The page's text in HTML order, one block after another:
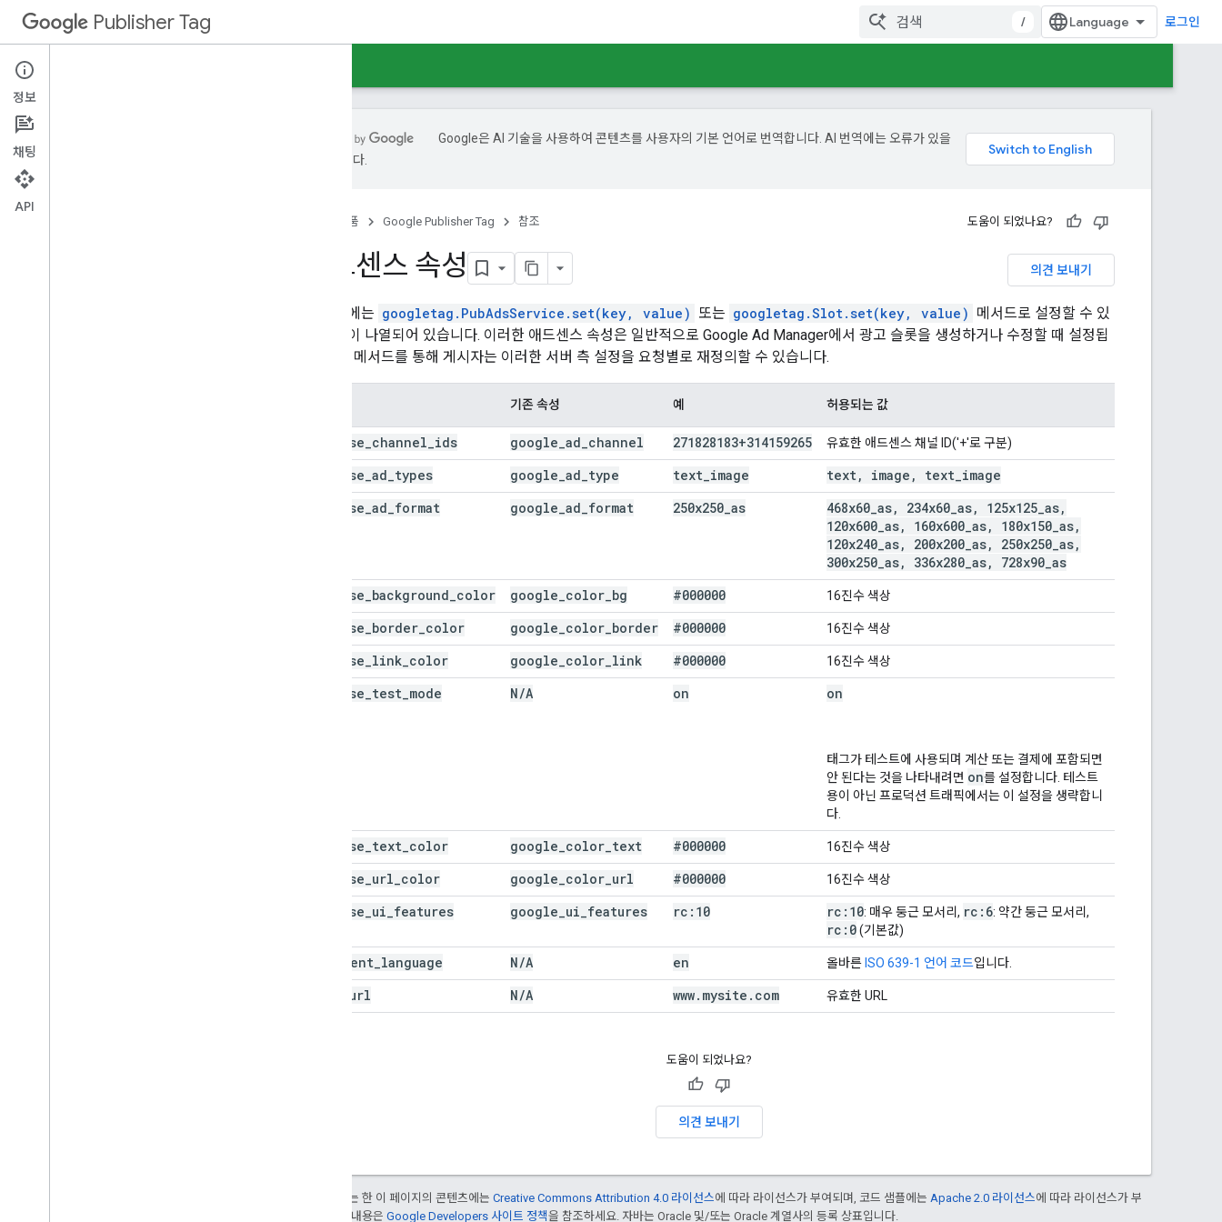
Publisher Tag / 로그인
GPT
Google은 AI 기술을 사용하여 콘텐츠를 사용자의 기본 언어로 번역합니다. AI 번역에는 오류가 있을
수 있습니다.
제품 Google Publisher Tag 참조 도움이 되었나요?
의견 보내기
애드센스 속성
아래 표에는 googletag.PubAdsService.set(key, value) 또는 googletag.Slot.set(key, value) 메서드로 설정할 수 있
는 속성이 나열되어 있습니다. 이러한 애드센스 속성은 일반적으로 Google Ad Manager에서 광고 슬롯을 생성하거나 수정할 때 설정됩
니다. 이 메서드를 통해 게시자는 이러한 서버 측 설정을 요청별로 재정의할 수 있습니다.
기존 속성 예 허용되는 값
adsense_channel_ids google_ad_channel 271828183+314159265 유효한 애드센스 채널 ID('+'로 구분)
adsense_ad_types google_ad_type text_image
text, image, text_image
adsense_ad_format
google_ad_format 250x250_as
468x60_as, 234x60_as, 125x125_as,
120x600_as, 160x600_as, 180x150_as,
120x240_as, 200x200_as, 250x250_as,
300x250_as, 336x280_as, 728x90_as
adsense_background_color
google_color_bg #000000 16진수 색상
adsense_border_color google_color_border #000000 16진수 색상
adsense_link_color google_color_link #000000 16진수 색상
adsense_test_mode N/A on on
태그가 테스트에 사용되며 계산 또는 결제에 포함되면
안 된다는 것을 나타내려면 on를 설정합니다. 테스트
용이 아닌 프로덕션 트래픽에서는 이 설정을 생략합니
다.
adsense_text_color google_color_text #000000 16진수 색상
adsense_url_color google_color_url #000000 16진수 색상
adsense_ui_features google_ui_features rc:10 rc:10: 매우 둥근 모서리, rc:6: 약간 둥근 모서리,
rc:0(기본값)
document_language N/A en 올바른 ISO 639-1 언어 코드입니다.
page_url N/A www.mysite.com 유효한 URL
도움이 되었나요?
의견 보내기
달리 명시되지 않는 한 이 페이지의 콘텐츠에는 Creative Commons Attribution 4.0 라이선스에 따라 라이선스가 부여되며, 코드 샘플에는 Apache 2.0 라이선스에 따라 라이선스가 부
여됩니다. 자세한 내용은 Google Developers 사이트 정책을 참조하세요. 자바는 Oracle 및/또는 Oracle 계열사의 등록 상표입니다.
정보
채팅
API